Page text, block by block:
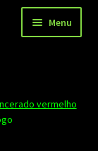
Menu
vermelho